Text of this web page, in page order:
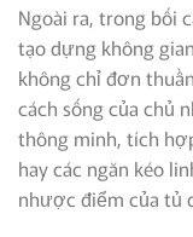
Ngoài ra, trong bối
tạo dựng không
không chỉ đơn
cách sống của chủ
thông minh, tích
hay các ngăn kéo
nhược điểm của tủ